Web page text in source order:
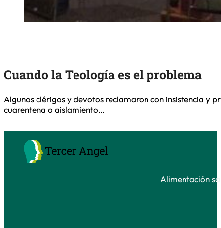
Cuando la Teología es el problema
Algunos clérigos y devotos reclamaron con insistencia y
cuarentena o aislamiento…
Alimentación